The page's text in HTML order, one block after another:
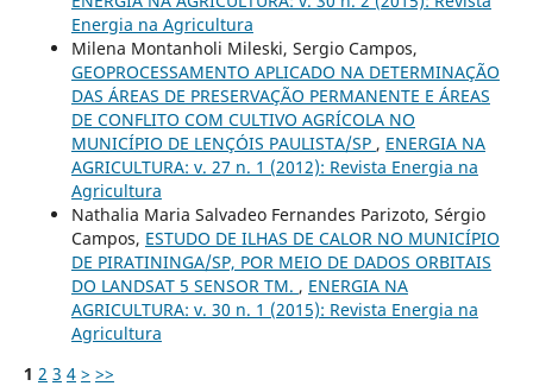
Energia na Agricultura
Milena Montanholi Mileski, Sergio Campos,
GEOPROCESSAMENTO APLICADO NA DETERMINAÇÃO
DAS ÁREAS DE PRESERVAÇÃO PERMANENTE E ÁREAS
DE CONFLITO COM CULTIVO AGRÍCOLA NO
MUNICÍPIO DE LENÇÓIS PAULISTA/SP , ENERGIA NA
AGRICULTURA: v. 27 n. 1 (2012): Revista Energia na
Agricultura
Nathalia Maria Salvadeo Fernandes Parizoto, Sérgio
Campos, ESTUDO DE ILHAS DE CALOR NO MUNICÍPIO
DE PIRATININGA/SP, POR MEIO DE DADOS ORBITAIS
DO LANDSAT 5 SENSOR TM. , ENERGIA NA
AGRICULTURA: v. 30 n. 1 (2015): Revista Energia na
Agricultura
1 2 3 4 > >>